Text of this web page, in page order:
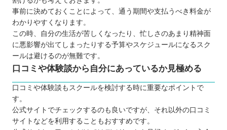
事前に決めておくことによって、通う期間や支払うべき料金が
わかりやすくなります。
この時、自分の生活が苦しくなったり、忙しさのあまり精神面
に悪影響が出てしまったりする予算やスケジュールになるスク
ールは避けるのが無難です。
口コミや体験談から自分にあっているか見極める
口コミや体験談もスクールを検討する時に重要なポイントで
す。
公式サイトでチェックするのも良いですが、それ以外の口コミ
サイトなどを利用することもおすすめです。